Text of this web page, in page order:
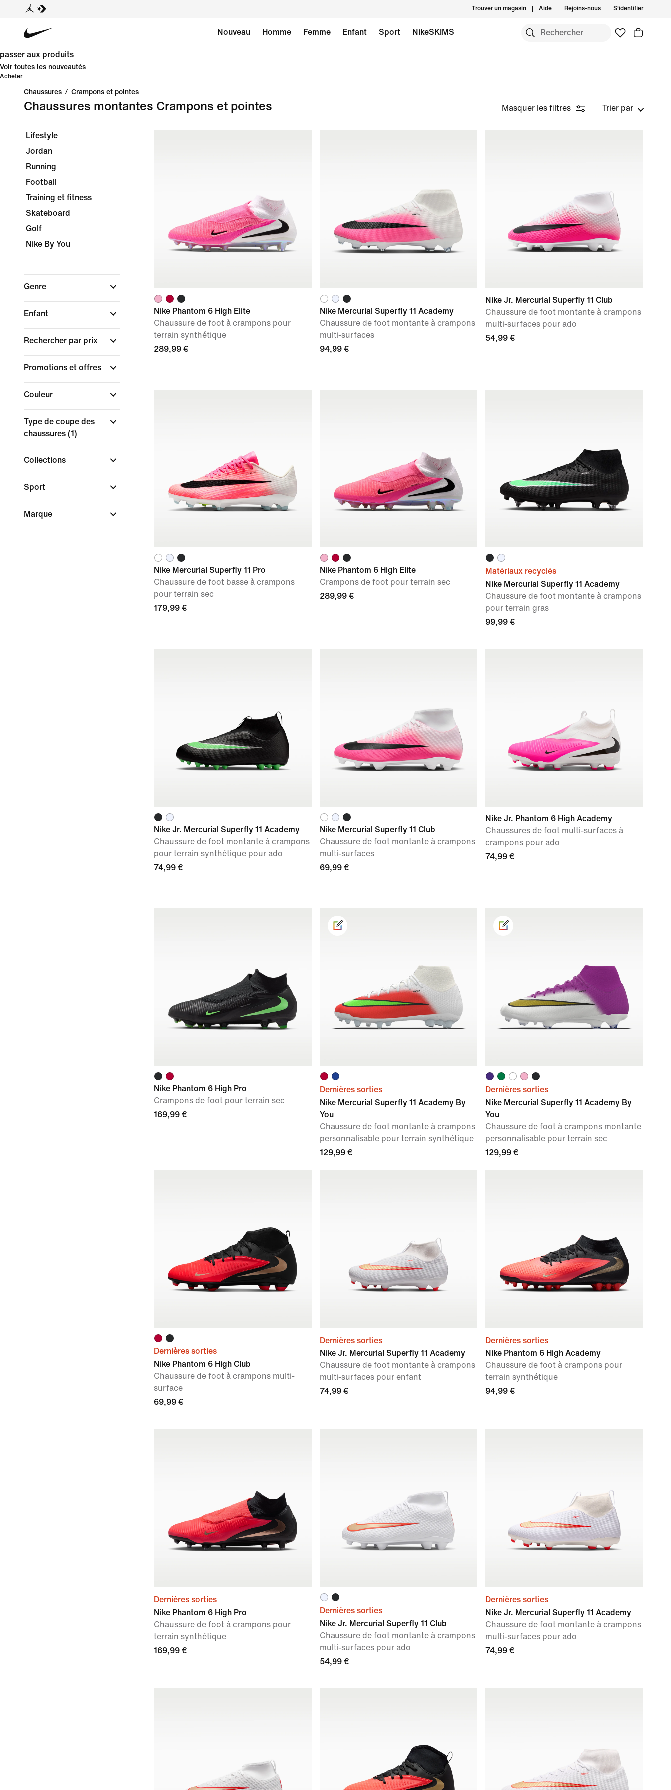
Trouver un magasin Aide Rejoins-nous S'identifier
Nouveau Homme Femme Enfant Sport NikeSKIMS
passer aux produits
Voir toutes les nouveautés
Acheter
Chaussures / Crampons et pointes
Chaussures montantes Crampons et pointes Masquer les filtres Trier par
Lifestyle
Jordan
Running
Football
Training et fitness
Skateboard
Golf
Nike By You
Genre
Enfant
Rechercher par prix
Promotions et offres
Couleur
Type de coupe des
chaussures (1)
Collections
Sport
Marque
Nike Phantom 6 High Elite
Chaussure de foot à crampons pour
terrain synthétique
289,99 €
Nike Mercurial Superfly 11 Academy
Chaussure de foot montante à crampons
multi-surfaces
94,99 €
Nike Jr. Mercurial Superfly 11 Club
Chaussure de foot montante à crampons
multi-surfaces pour ado
54,99 €
Nike Mercurial Superfly 11 Pro
Chaussure de foot basse à crampons
pour terrain sec
179,99 €
Nike Phantom 6 High Elite
Crampons de foot pour terrain sec
289,99 €
Matériaux recyclés
Nike Mercurial Superfly 11 Academy
Chaussure de foot montante à crampons
pour terrain gras
99,99 €
Nike Jr. Mercurial Superfly 11 Academy
Chaussure de foot montante à crampons
pour terrain synthétique pour ado
74,99 €
Nike Mercurial Superfly 11 Club
Chaussure de foot montante à crampons
multi-surfaces
69,99 €
Nike Jr. Phantom 6 High Academy
Chaussures de foot multi-surfaces à
crampons pour ado
74,99 €
Nike Phantom 6 High Pro
Crampons de foot pour terrain sec
169,99 €
Dernières sorties
Nike Mercurial Superfly 11 Academy By
You
Chaussure de foot montante à crampons
personnalisable pour terrain synthétique
129,99 €
Dernières sorties
Nike Mercurial Superfly 11 Academy By
You
Chaussure de foot à crampons montante
personnalisable pour terrain sec
129,99 €
Dernières sorties
Nike Phantom 6 High Club
Chaussure de foot à crampons multi-
surface
69,99 €
Dernières sorties
Nike Jr. Mercurial Superfly 11 Academy
Chaussure de foot montante à crampons
multi-surfaces pour enfant
74,99 €
Dernières sorties
Nike Phantom 6 High Academy
Chaussure de foot à crampons pour
terrain synthétique
94,99 €
Dernières sorties
Nike Phantom 6 High Pro
Chaussure de foot à crampons pour
terrain synthétique
169,99 €
Dernières sorties
Nike Jr. Mercurial Superfly 11 Club
Chaussure de foot montante à crampons
multi-surfaces pour ado
54,99 €
Dernières sorties
Nike Jr. Mercurial Superfly 11 Academy
Chaussure de foot montante à crampons
multi-surfaces pour ado
74,99 €